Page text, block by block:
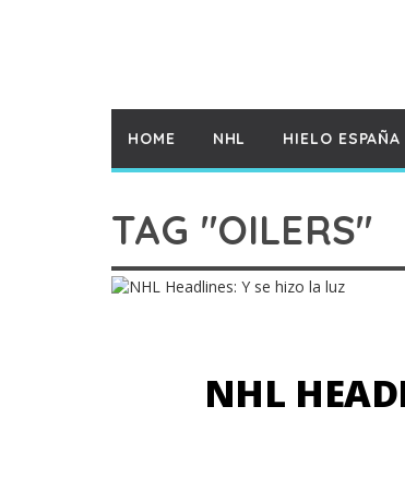
HOME NHL HIELO ESPAÑA
TAG "OILERS"
NHL